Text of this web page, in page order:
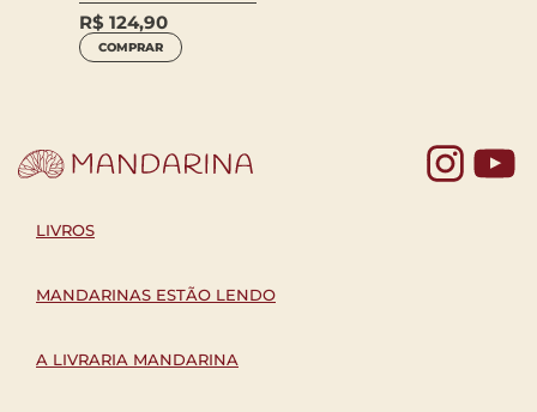
R$ 124,90
COMPRAR
LIVROS
MANDARINAS ESTÃO LENDO
A LIVRARIA MANDARINA